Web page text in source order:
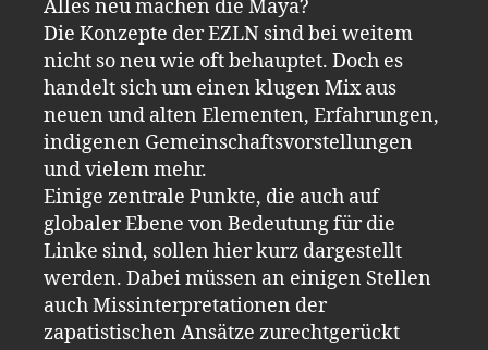
Alles neu machen die Maya?
Die Konzepte der EZLN sind bei weitem
nicht so neu wie oft behauptet. Doch es
handelt sich um einen klugen Mix aus
neuen und alten Elementen, Erfahrungen,
indigenen Gemeinschaftsvorstellungen
und vielem mehr.
Einige zentrale Punkte, die auch auf
globaler Ebene von Bedeutung für die
Linke sind, sollen hier kurz dargestellt
werden. Dabei müssen an einigen Stellen
auch Missinterpretationen der
zapatistischen Ansätze zurechtgerückt